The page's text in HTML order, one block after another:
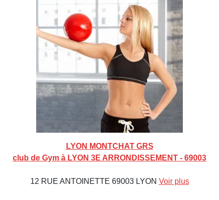
LYON MONTCHAT GRS
club de Gym à LYON 3E ARRONDISSEMENT - 69003
12 RUE ANTOINETTE 69003 LYON Voir plus